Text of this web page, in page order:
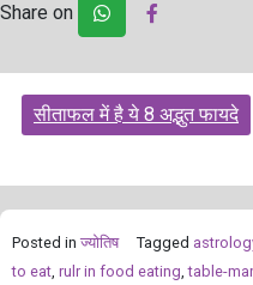
Share on
Post
navigation
सीताफल में है ये 8 अद्भुत फायदे
Posted in ज्योतिष Tagged
to eat, rulr in food eating,table-